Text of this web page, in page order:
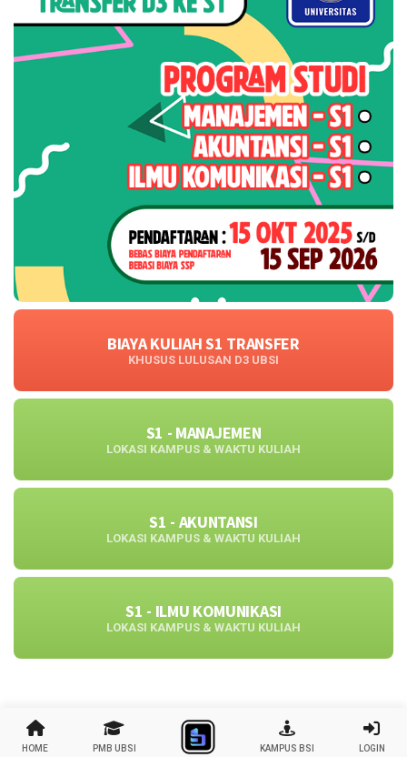
HOME PMB UBSI KAMPUS BSI LOGIN
BIAYA KULIAH S1 TRANSFER
KHUSUS LULUSAN D3 UBSI
S1 - MANAJEMEN
LOKASI KAMPUS & WAKTU KULIAH
S1 - AKUNTANSI
LOKASI KAMPUS & WAKTU KULIAH
S1 - ILMU KOMUNIKASI
LOKASI KAMPUS & WAKTU KULIAH